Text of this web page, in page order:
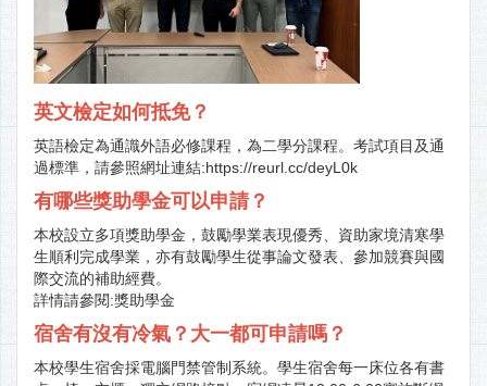
英文檢定如何抵免？
英語檢定為通識外語必修課程，為二學分課程。考試項目及通
過標準，請參照網址連結:https://reurl.cc/deyL0k
有哪些獎助學金可以申請？
本校設立多項獎助學金，鼓勵學業表現優秀、資助家境清寒學
生順利完成學業，亦有鼓勵學生從事論文發表、參加競賽與國
際交流的補助經費。
詳情請參閱:獎助學金
宿舍有沒有冷氣？大一都可申請嗎？
本校學生宿舍採電腦門禁管制系統。學生宿舍每一床位各有書